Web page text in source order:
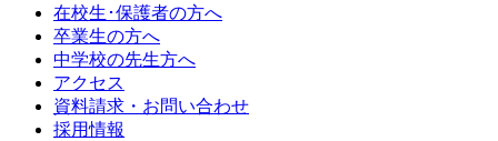
在校生･保護者の方へ
卒業生の方へ
中学校の先生方へ
アクセス
資料請求・お問い合わせ
採用情報